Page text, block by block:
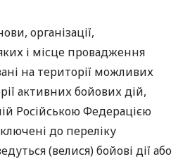
організації,
і місце провадження
на території можливих
активних бойових дій,
Російською Федерацією
до переліку
(велися) бойові дії або